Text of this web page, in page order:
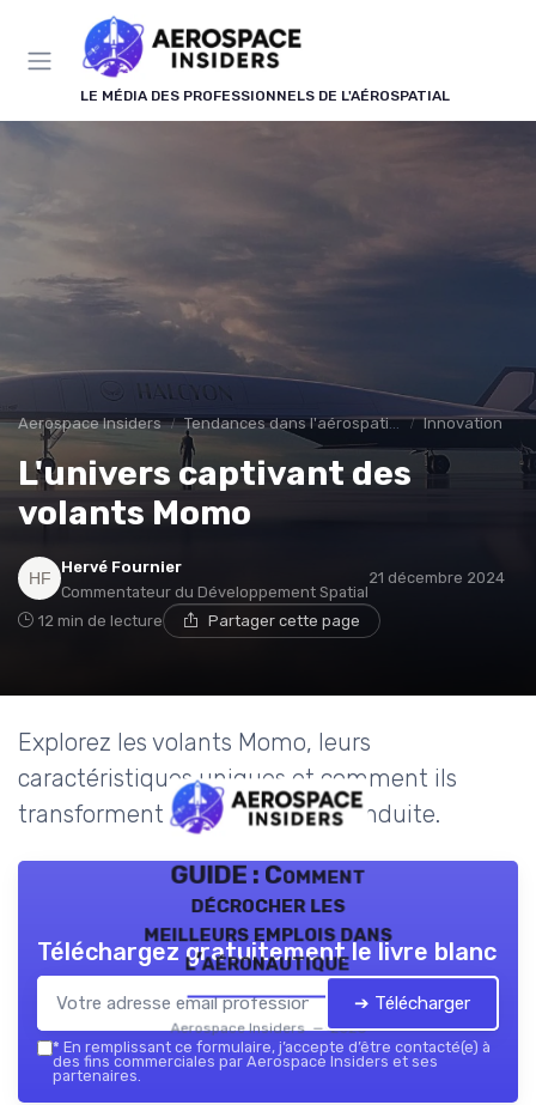
LE MÉDIA DES PROFESSIONNELS DE L'AÉROSPATIAL
Aerospace Insiders Tendances dans l'aérospatial Innovation
L'univers captivant des
volants Momo
Hervé Fournier
Commentateur du Développement Spatial
21 décembre 2024
12 min de lecture Partager cette page
Explorez les volants Momo, leurs
caractéristiques uniques et comment ils
transforment l'expérience de conduite.
GUIDE : Comment
décrocher les
meilleurs emplois dans
l’aéronautique
Aerospace Insiders — 2026
Téléchargez gratuitement le livre blanc
➔ Télécharger
* En remplissant ce formulaire, j’accepte d’être contacté(e) à
des fins commerciales par Aerospace Insiders et ses
partenaires.
Panneau de gestion des cookies